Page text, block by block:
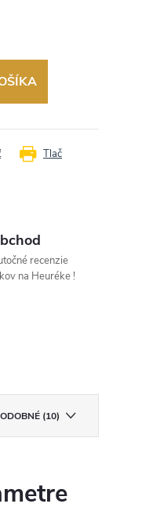
Tlač
recenzie
na Heuréke !
(10)